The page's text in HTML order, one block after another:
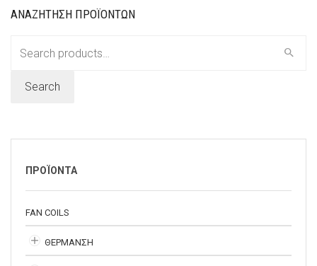
ΑΝΑΖΗΤΗΣΗ ΠΡΟΪΟΝΤΩΝ
Search
ΠΡΟΪΟΝΤΑ
FAN COILS
ΘΕΡΜΑΝΣΗ